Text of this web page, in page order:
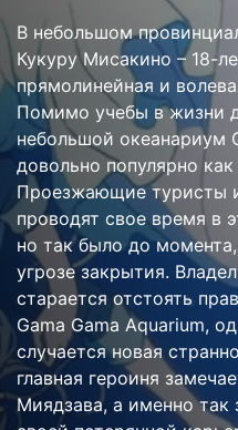
В небольшом
Кукуру Мисакино – 18-
прямолинейная и
Помимо учебы в жизни
небольшой океанариум
довольно популярно
Проезжающие туристы
проводят свое время в
но так было до
угрозе закрытия.
старается отстоять
Gama Gama Aquarium,
случается новая
главная героиня
Миядзава, а именно так